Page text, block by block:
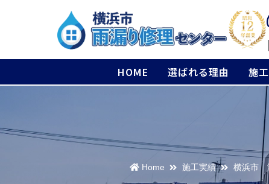
HOME 選ばれる理由 施
Home 施工実績 横浜市